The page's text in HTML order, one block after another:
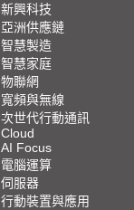
新興科技
亞洲供應鏈
智慧製造
智慧家庭
物聯網
寬頻與無線
次世代行動通訊
Cloud
AI Focus
電腦運算
伺服器
行動裝置與應用